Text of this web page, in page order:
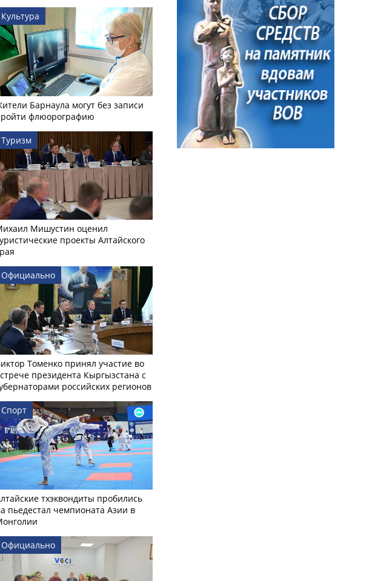
Культура
Барнаула могут без записи
флюорографию
Туризм
Мишустин оценил
проекты Алтайского
Официально
Томенко принял участие во
президента Кыргызстана с
российских регионов
Спорт
тхэквондиты пробились
пьедестал чемпионата Азии в
Официально